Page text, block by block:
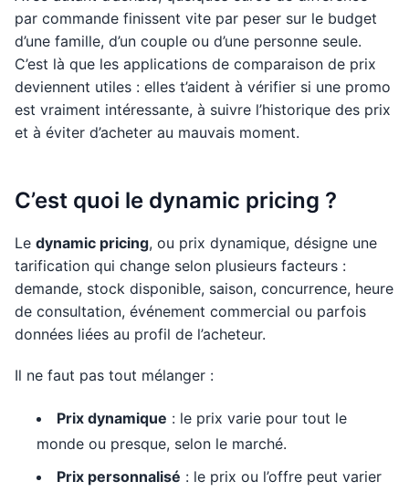
par commande finissent vite par peser sur le budget
d’une famille, d’un couple ou d’une personne seule.
C’est là que les applications de comparaison de prix
deviennent utiles : elles t’aident à vérifier si une promo
est vraiment intéressante, à suivre l’historique des prix
et à éviter d’acheter au mauvais moment.
C’est quoi le dynamic pricing ?
Le dynamic pricing, ou prix dynamique, désigne une
tarification qui change selon plusieurs facteurs :
demande, stock disponible, saison, concurrence, heure
de consultation, événement commercial ou parfois
données liées au profil de l’acheteur.
Il ne faut pas tout mélanger :
Prix dynamique : le prix varie pour tout le
monde ou presque, selon le marché.
Prix personnalisé : le prix ou l’offre peut varier